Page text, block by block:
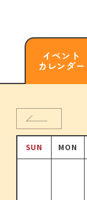
イベント
カレンダー
SUN MON
SUN MON
SUN MON
SUN MON
SUN MON
SUN MON